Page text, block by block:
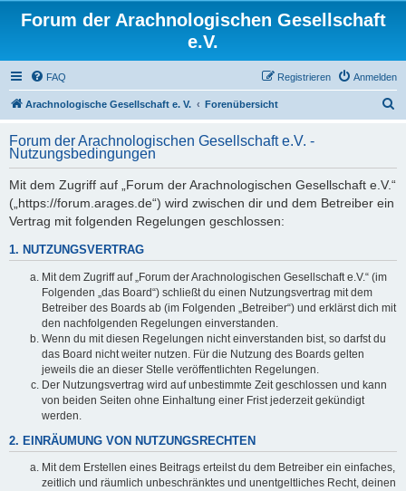
Forum der Arachnologischen Gesellschaft
e.V.
FAQ Anmelden
Registrieren
Arachnologische Gesellschaft e. V. Forenübersicht
h
Forum der Arachnologischen Gesellschaft e.V. -
Nutzungsbedingungen
Mit dem Zugriff auf „Forum der Arachnologischen Gesellschaft e.V.“
(„https://forum.arages.de“) wird zwischen dir und dem Betreiber ein
Vertrag mit folgenden Regelungen geschlossen:
1. NUTZUNGSVERTRAG
Mit dem Zugriff auf „Forum der Arachnologischen Gesellschaft e.V.“ (im
Folgenden „das Board“) schließt du einen Nutzungsvertrag mit dem
Betreiber des Boards ab (im Folgenden „Betreiber“) und erklärst dich mit
den nachfolgenden Regelungen einverstanden.
Wenn du mit diesen Regelungen nicht einverstanden bist, so darfst du
das Board nicht weiter nutzen. Für die Nutzung des Boards gelten
jeweils die an dieser Stelle veröffentlichten Regelungen.
Der Nutzungsvertrag wird auf unbestimmte Zeit geschlossen und kann
von beiden Seiten ohne Einhaltung einer Frist jederzeit gekündigt
werden.
2. EINRÄUMUNG VON NUTZUNGSRECHTEN
Mit dem Erstellen eines Beitrags erteilst du dem Betreiber ein einfaches,
zeitlich und räumlich unbeschränktes und unentgeltliches Recht, deinen